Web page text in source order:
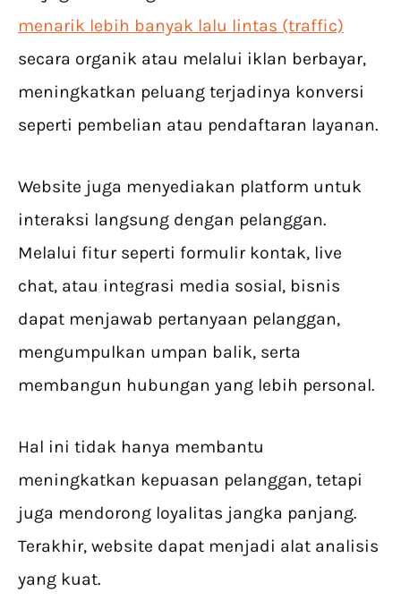
menarik lebih banyak lalu lintas (traffic)
secara organik atau melalui iklan berbayar,
meningkatkan peluang terjadinya konversi
seperti pembelian atau pendaftaran layanan.
Website juga menyediakan platform untuk
interaksi langsung dengan pelanggan.
Melalui fitur seperti formulir kontak, live
chat, atau integrasi media sosial, bisnis
dapat menjawab pertanyaan pelanggan,
mengumpulkan umpan balik, serta
membangun hubungan yang lebih personal.
Hal ini tidak hanya membantu
meningkatkan kepuasan pelanggan, tetapi
juga mendorong loyalitas jangka panjang.
Terakhir, website dapat menjadi alat analisis
yang kuat.